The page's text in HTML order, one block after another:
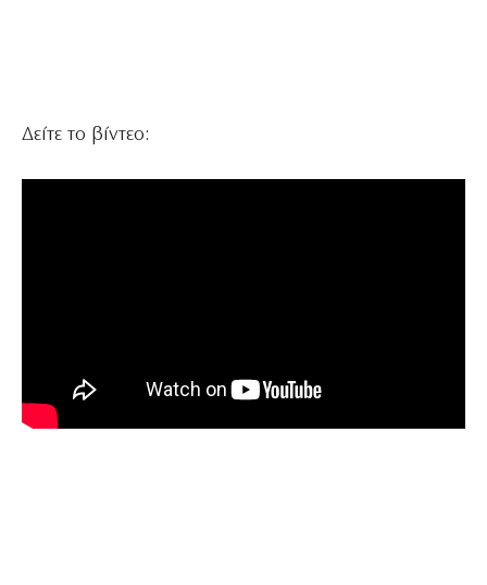
Δείτε το βίντεο: